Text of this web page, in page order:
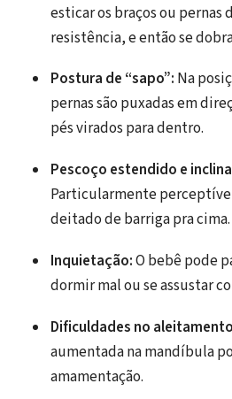
esticar os braços ou pernas
resistência, e então se
Postura de “sapo”: Na
pernas são puxadas em
pés virados para dentro.
Pescoço estendido e
Particularmente
deitado de barriga pra cima.
Inquietação:O bebê pode
dormir mal ou se assustar
Dificuldades no
aumentada na mandíbula
amamentação.